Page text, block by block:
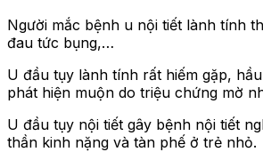
Người mắc bệnh u nội tiết lành tính
đau tức bụng,…
U đầu tụy lành tính rất hiếm gặp,
phát hiện muộn do triệu chứng mờ
U đầu tụy nội tiết gây bệnh nội tiết
thần kinh nặng và tàn phế ở trẻ nhỏ.